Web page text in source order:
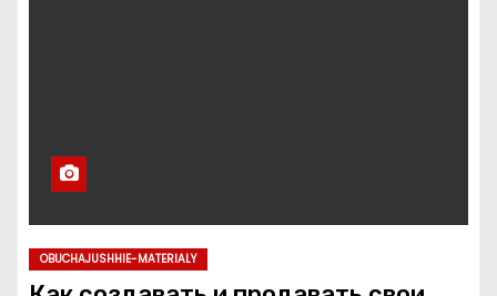
OBUCHAJUSHHIE-MATERIALY